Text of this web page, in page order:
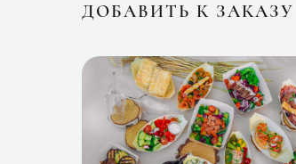
ДОБАВИТЬ К ЗАКАЗУ